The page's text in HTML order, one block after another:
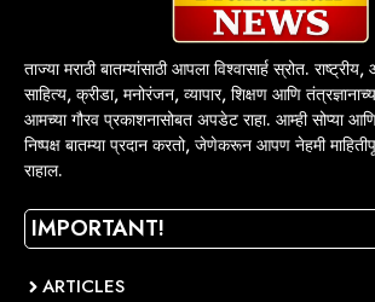
ताज्या मराठी बातम्यांसाठी आपला विश्वासार्ह स्रोत.
साहित्य, क्रीडा, मनोरंजन, व्यापार, शिक्षण आणि
आमच्या गौरव प्रकाशनासोबत अपडेट राहा. आम्ही सोप्या
निष्पक्ष बातम्या प्रदान करतो, जेणेकरून आपण नेहमी
राहाल.
IMPORTANT!
ARTICLES